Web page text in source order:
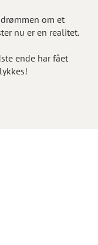
om et
nu er en realitet.
ende har fået